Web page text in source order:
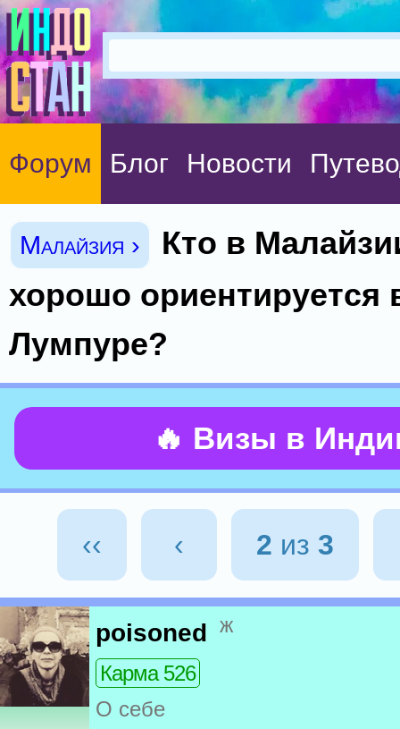
Форум Блог Новости
Малайзия ›
Кто в
хорошо ориентируется
Лумпуре?
🔥 Визы в
‹‹ ‹ 2 из 3
poisoned ж
Карма 526
О себе